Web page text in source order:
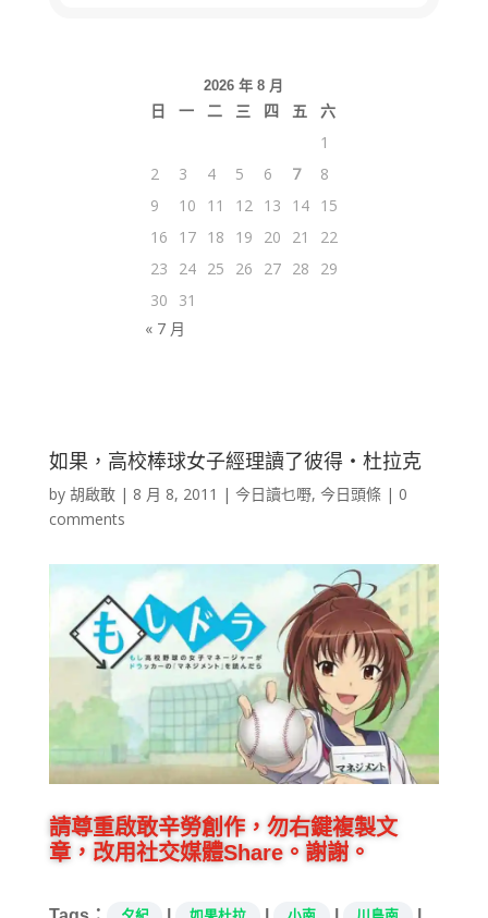
2026 年 8 月
日 一 二 三 四 五
六
1
2
3 4 5 6 7
8
9
10 11 12 13 14 15
16
17 18 19 20 21
22
23
24 25 26 27 28
29
30
31
« 7 月
如果，高校棒球女子經理讀了彼得‧杜拉克
by 胡啟敢| 8 月 8, 2011 | 今日讀乜嘢, 今日頭條| 0
comments
請尊重啟敢辛勞創作，勿右鍵複製文
章，改用社交媒體Share。謝謝。